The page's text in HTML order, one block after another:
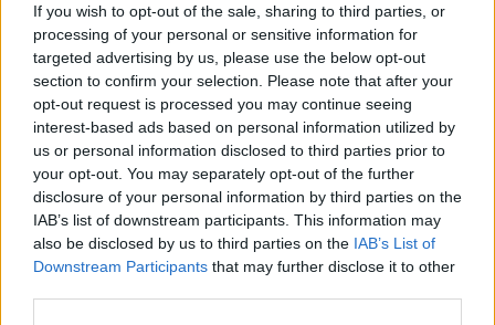
If you wish to opt-out of the sale, sharing to third parties, or
processing of your personal or sensitive information for
targeted advertising by us, please use the below opt-out
section to confirm your selection. Please note that after your
opt-out request is processed you may continue seeing
interest-based ads based on personal information utilized by
us or personal information disclosed to third parties prior to
your opt-out. You may separately opt-out of the further
disclosure of your personal information by third parties on the
IAB’s list of downstream participants. This information may
also be disclosed by us to third parties on the IAB’s List of
Downstream Participants that may further disclose it to other
możliwości zdobycia punktów edukacyjnych
(EDU), będą mieli również dostęp do
najnowszych informacji i artykułów z obszaru
psychiatrii, neurologii, pediatrii, ginekologii,
dermatologii.
Z myślą o lekarzach, którzy przygotowują się
do Lekarskiego Egzaminu Państwowego (LEP)
opracowano programy edukacyjne, które
mają za zadanie zweryfikować poziom wiedzy.